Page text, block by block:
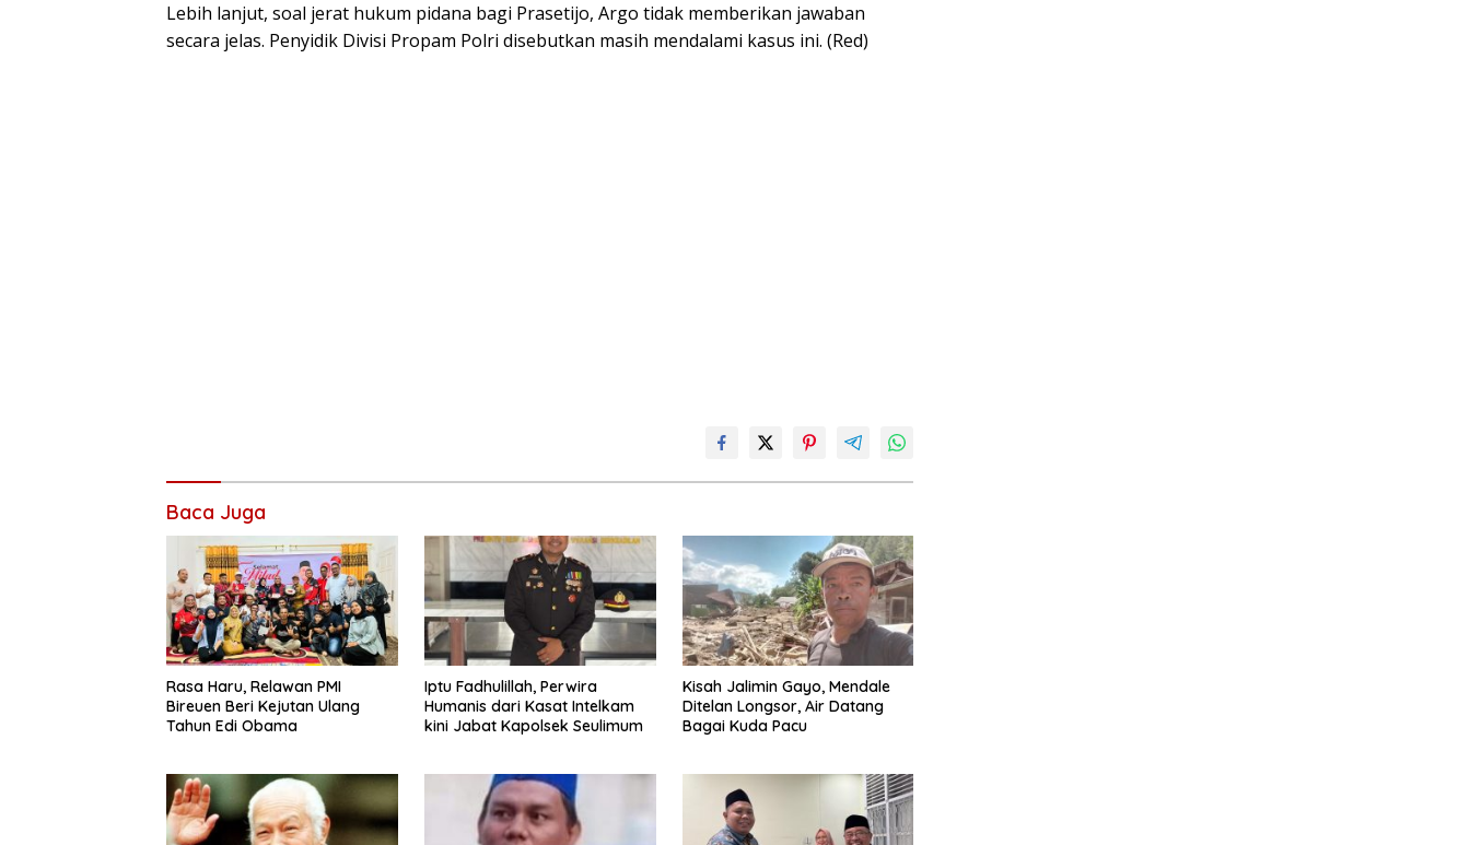
Lebih lanjut, soal jerat hukum pidana bagi Prasetijo, Argo tidak memberikan jawaban
secara jelas. Penyidik Divisi Propam Polri disebutkan masih mendalami kasus ini. (Red)
Baca Juga
Rasa Haru, Relawan PMI
Bireuen Beri Kejutan Ulang
Tahun Edi Obama
Iptu Fadhulillah, Perwira
Humanis dari Kasat Intelkam
kini Jabat Kapolsek Seulimum
Kisah Jalimin Gayo, Mendale
Ditelan Longsor, Air Datang
Bagai Kuda Pacu